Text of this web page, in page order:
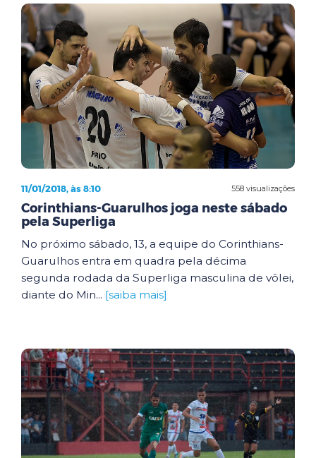
558 visualizações
11/01/2018, às 8:10
Corinthians-Guarulhos joga neste sábado
pela Superliga
No próximo sábado, 13, a equipe do Corinthians-
Guarulhos entra em quadra pela décima
segunda rodada da Superliga masculina de vôlei,
diante do Min... [saiba mais]